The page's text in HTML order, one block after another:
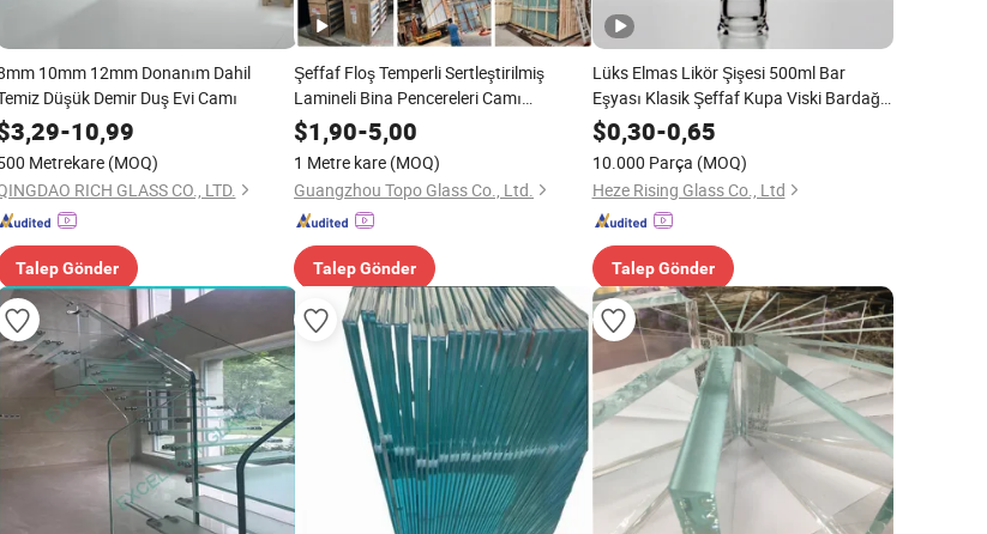
10mm 12mm Donanım Dahil
Düşük Demir Duş Evi Camı
3,29-10,99
Metrekare (MOQ)
RICH GLASS CO., LTD.
Talep Gönder
Şeffaf Floş Temperli Sertleştirilmiş
Lamineli Bina Pencereleri Camı
Guangzhou Üreticisi
$1,90-5,00
1 Metre kare (MOQ)
Guangzhou Topo Glass Co., Ltd.
Talep Gönder
Lüks Elmas Likör Şişesi 500ml Bar
Eşyası Klasik Şeffaf Kupa Viski Bardağı
Bourbon Macallan Tekila Viski
Kokteylleri için
$0,30-0,65
10.000 Parça (MOQ)
Heze Rising Glass Co., Ltd
Talep Gönder